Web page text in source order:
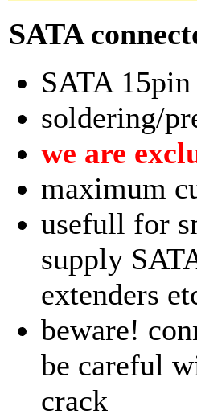
SATA
SATA
soldering/
we are
maximum
usefull for
supply
extenders
beware!
be careful
crack